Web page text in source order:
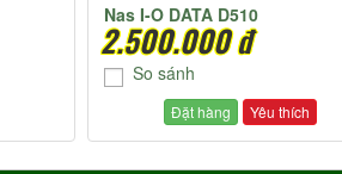
2.500.000 đ
Nas I-O DATA D510
So sánh
Đặt hàng Yêu thích